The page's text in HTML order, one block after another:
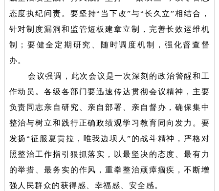
态度执纪问责。要坚持“当下改”与“长久立”相结合，
针对制度漏洞和监管短板建章立制，完善长效运维机
制；要健全定期研究、随时调度机制，强化督查督
办。
会议强调，此次会议是一次深刻的政治警醒和工
作动员。各级各部门要迅速传达贯彻会议精神，主要
负责同志亲自研究、亲自部署、亲自督办，确保集中
整治与树立和践行正确政绩观学习教育同向发力。要
发扬“征服夏贡拉，唯我边坝人”的战斗精神，严格对
照整治工作指引狠抓落实，以最坚决的态度、最有力
的举措、最务实的作风，重拳整治顽瘴痼疾，不断增
强人民群众的获得感、幸福感、安全感。